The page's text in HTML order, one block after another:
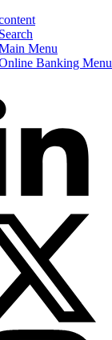
Menu
Banking Menu